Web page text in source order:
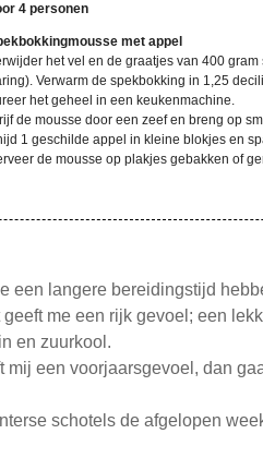
4 personen
met appel
het vel en de graatjes van 400
Verwarm de spekbokking in 1,25
het geheel in een keukenmachine.
de mousse door een zeef en breng op
1 geschilde appel in kleine blokjes en
de mousse op plakjes gebakken of
een langere bereidingstijd
me een rijk gevoel; een
en zuurkool.
mij een voorjaarsgevoel, dan
schotels de afgelopen